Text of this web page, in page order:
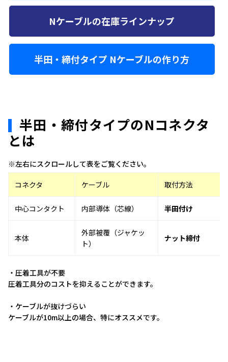
Nケーブルの在庫ラインナップ
半田・締付タイプ Nケーブルの作り方
半田・締付タイプのNコネクタ
とは
※左右にスクロールして表をご覧ください。
コネクタ ケーブル 取付方法
中心コンタクト 内部導体（芯線） 半田付け
本体
外部被覆（ジャケッ
ト）
ナット締付
・圧着工具が不要
圧着工具分のコストを抑えることができます。
・ケーブルが抜けづらい
ケーブルが10m以上の場合、特にオススメです。